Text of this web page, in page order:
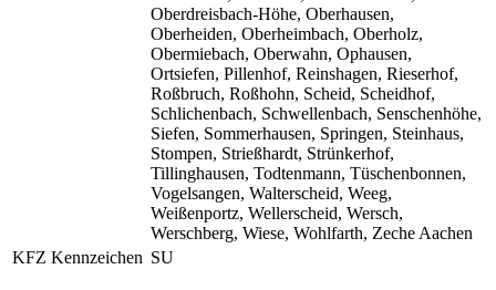
Oberdreisbach-Höhe, Oberhausen,
Oberheiden, Oberheimbach, Oberholz,
Obermiebach, Oberwahn, Ophausen,
Ortsiefen, Pillenhof, Reinshagen, Rieserhof,
Roßbruch, Roßhohn, Scheid, Scheidhof,
Schlichenbach, Schwellenbach, Senschenhöhe,
Siefen, Sommerhausen, Springen, Steinhaus,
Stompen, Strießhardt, Strünkerhof,
Tillinghausen, Todtenmann, Tüschenbonnen,
Vogelsangen, Walterscheid, Weeg,
Weißenportz, Wellerscheid, Wersch,
Werschberg, Wiese, Wohlfarth, Zeche Aachen
KFZ Kennzeichen SU